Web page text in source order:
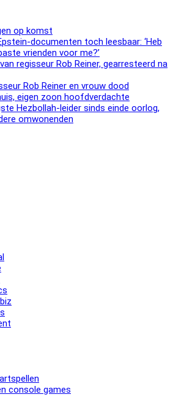
op komst
documenten toch leesbaar: ‘Heb
vrienden voor me?’
regisseur Rob Reiner, gearresteerd na
Rob Reiner en vrouw dood
eigen zoon hoofdverdachte
Hezbollah-leider sinds einde oorlog,
omwonenden
console games